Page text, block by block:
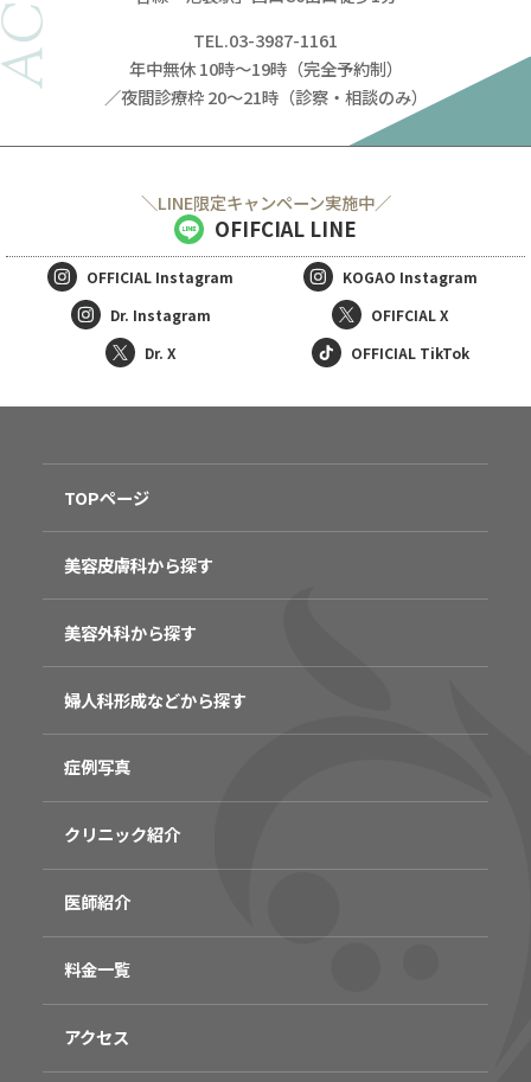
TEL.03-3987-1161
年中無休 10時～19時（完全予約制）
／夜間診療枠 20～21時（診察・相談のみ）
＼LINE限定キャンペーン実施中／
OFIFCIAL LINE
OFFICIAL Instagram KOGAO Instagram
Dr. Instagram
OFIFCIAL X
Dr. X
OFFICIAL TikTok
TOPページ
美容皮膚科から探す
美容外科から探す
婦人科形成などから探す
症例写真
クリニック紹介
医師紹介
料金一覧
アクセス